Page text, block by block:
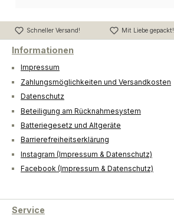
Schneller Versand! Mit Liebe gepackt!
Informationen
Impressum
Zahlungsmöglichkeiten und Versandkosten
Datenschutz
Beteiligung am Rücknahmesystem
Batteriegesetz und Altgeräte
Barrierefreiheitserklärung
Instagram (Impressum & Datenschutz)
Facebook (Impressum & Datenschutz)
Service